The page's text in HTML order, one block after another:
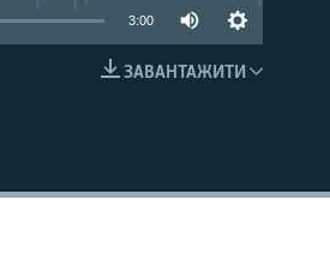
3:00
ЗАВАНТАЖИТИ